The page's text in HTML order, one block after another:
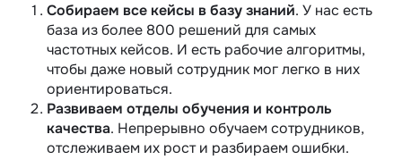
Собираем все кейсы в базу знаний. У нас есть
база из более 800 решений для самых
частотных кейсов. И есть рабочие алгоритмы,
чтобы даже новый сотрудник мог легко в них
ориентироваться.
Развиваем отделы обучения и контроль
качества. Непрерывно обучаем сотрудников,
отслеживаем их рост и разбираем ошибки.